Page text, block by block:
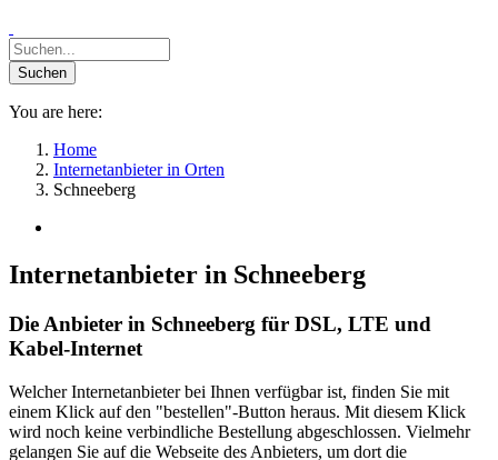
You are here:
Home
Internetanbieter in Orten
Schneeberg
Internetanbieter in Schneeberg
Die Anbieter in Schneeberg für DSL, LTE und
Kabel-Internet
Welcher Internetanbieter bei Ihnen verfügbar ist, finden Sie mit
einem Klick auf den "bestellen"-Button heraus. Mit diesem Klick
wird noch keine verbindliche Bestellung abgeschlossen. Vielmehr
gelangen Sie auf die Webseite des Anbieters, um dort die